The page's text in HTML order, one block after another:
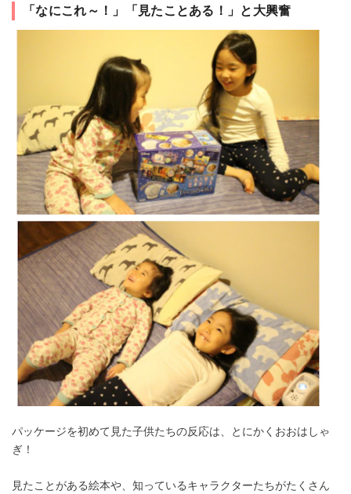
「なにこれ～！」「見たことある！」と大興奮
パッケージを初めて見た子供たちの反応は、とにかくおおはしゃ
ぎ！
見たことがある絵本や、知っているキャラクターたちがたくさん